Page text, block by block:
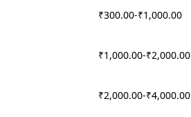
₹300.00-₹1,000.00
₹1,000.00-₹2,000.00
₹2,000.00-₹4,000.00